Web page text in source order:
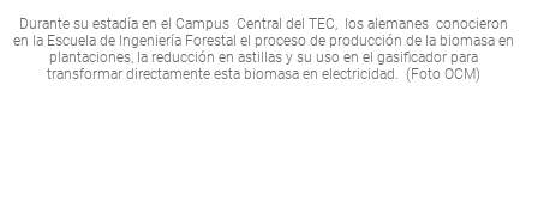
Durante su estadía en el Campus Central del TEC, los alemanes conocieron
en la Escuela de Ingeniería Forestal el proceso de producción de la biomasa en
plantaciones, la reducción en astillas y su uso en el gasificador para
transformar directamente esta biomasa en electricidad. (Foto OCM)